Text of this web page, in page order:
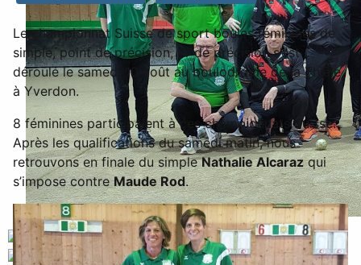
Le championnat Suisse de sport boules féminines de
simple, point de précision, tir de précision s’est
déroulé le samedi 10 août au boulodrome de la Thièle
à Yverdon.
8 féminines participaient à ces championnats Suisse.
Après les qualifications du samedi matin, nous
retrouvons en finale du simpleNathalie Alcarazqui
s’impose contreMaude Rod.